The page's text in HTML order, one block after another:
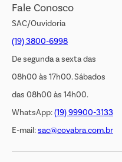
Transparência Salarial
Fale Conosco
SAC/Ouvidoria
(19) 3800-6998
De segunda a sexta das
08h00 às 17h00. Sábados
das 08h00 às 14h00.
WhatsApp:(19) 99900-3133
E-mail:sac@covabra.com.br